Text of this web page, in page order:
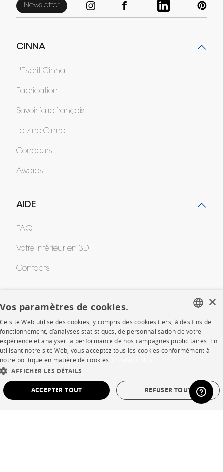
Newsletter
CINNA
L'Esprit Cinna
Fabrication
Savoir-faire français
Le zine Cinna
Concours
Awards
AIDE
FAQ
Votre intérieur en 3D
Contacts
CORPORATE
Presse
Rejoignez-nous
Devenir concessionnaire
Contract
FRENCH
ENGLISH
SPANISH
×
Vos paramètres de cookies.
Ce site Web utilise des cookies, y compris des cookies tiers, à des fins de
fonctionnement, d’analyses statistiques, de personnalisation de votre
expérience et analyser la performance de nos campagnes publicitaires. En
utilisant notre site Web, vous acceptez tous les cookies conformément à
notre politique en matière de cookies.
AFFICHER LES DÉTAILS
ACCEPTER TOUT REFUSER TOUT